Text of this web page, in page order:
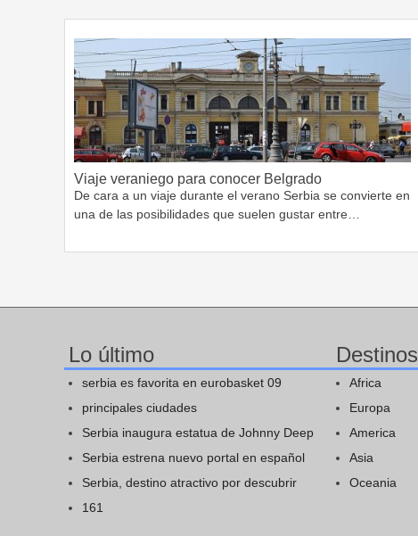
Viaje veraniego para conocer Belgrado
De cara a un viaje durante el verano Serbia se convierte en
una de las posibilidades que suelen gustar entre…
Lo último
serbia es favorita en eurobasket 09
principales ciudades
Serbia inaugura estatua de Johnny Deep
Serbia estrena nuevo portal en español
Serbia, destino atractivo por descubrir
161
Destinos
Africa
Europa
America
Asia
Oceania